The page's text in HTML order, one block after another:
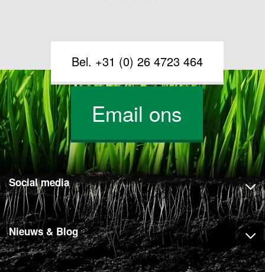
Bel. +31 (0) 26 4723 464
Email ons
Social media
Nieuws & Blog